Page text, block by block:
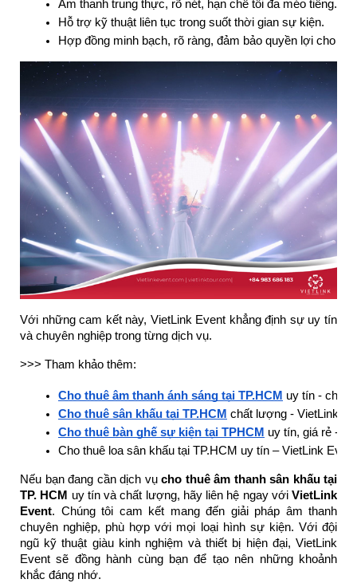
Âm thanh trung thực, rõ nét, hạn chế tối đa méo tiếng.
Hỗ trợ kỹ thuật liên tục trong suốt thời gian sự kiện.
Hợp đồng minh bạch, rõ ràng, đảm bảo quyền lợi cho
Với những cam kết này, VietLink Event khẳng định sự uy tín
và chuyên nghiệp trong từng dịch vụ.
>>> Tham khảo thêm:
Cho thuê âm thanh ánh sáng tại TP.HCM uy tín -
Cho thuê sân khấu tại TP.HCM chất lượng - VietLink
Cho thuê bàn ghế sự kiện tại TPHCM uy tín, giá rẻ -
Cho thuê loa sân khấu tại TP.HCM uy tín – VietLink Event
Nếu bạn đang cần dịch vụ cho thuê âm thanh sân khấu tại
TP. HCM uy tín và chất lượng, hãy liên hệ ngay với VietLink
Event. Chúng tôi cam kết mang đến giải pháp âm thanh
chuyên nghiệp, phù hợp với mọi loại hình sự kiện. Với đội
ngũ kỹ thuật giàu kinh nghiệm và thiết bị hiện đại, VietLink
Event sẽ đồng hành cùng bạn để tạo nên những khoảnh
khắc đáng nhớ.